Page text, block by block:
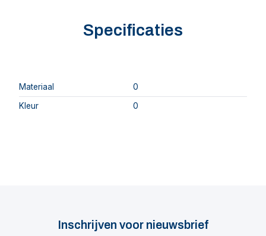
Specificaties
Materiaal
0
Kleur
0
Inschrijven voor nieuwsbrief